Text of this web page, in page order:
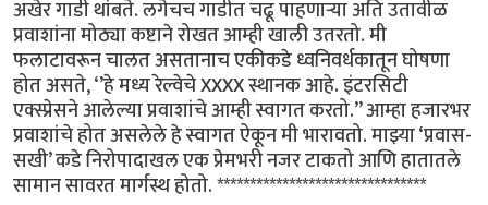
अखेर गाडी थांबते. लगेचच गाडीत चढू पाहणाऱ्या अति उतावीळ
प्रवाशांना मोठ्या कष्टाने रोखत आम्ही खाली उतरतो. मी
फलाटावरून चालत असतानाच एकीकडे ध्वनिवर्धकातून घोषणा
होत असते, ‘’हे मध्य रेल्वेचे XXXX स्थानक आहे. इंटरसिटी
एक्स्प्रेसने आलेल्या प्रवाशांचे आम्ही स्वागत करतो.’’ आम्हा हजारभर
प्रवाशांचे होत असलेले हे स्वागत ऐकून मी भारावतो. माझ्या ‘प्रवास-
सखी’ कडे निरोपादाखल एक प्रेमभरी नजर टाकतो आणि हातातले
सामान सावरत मार्गस्थ होतो. ********************************